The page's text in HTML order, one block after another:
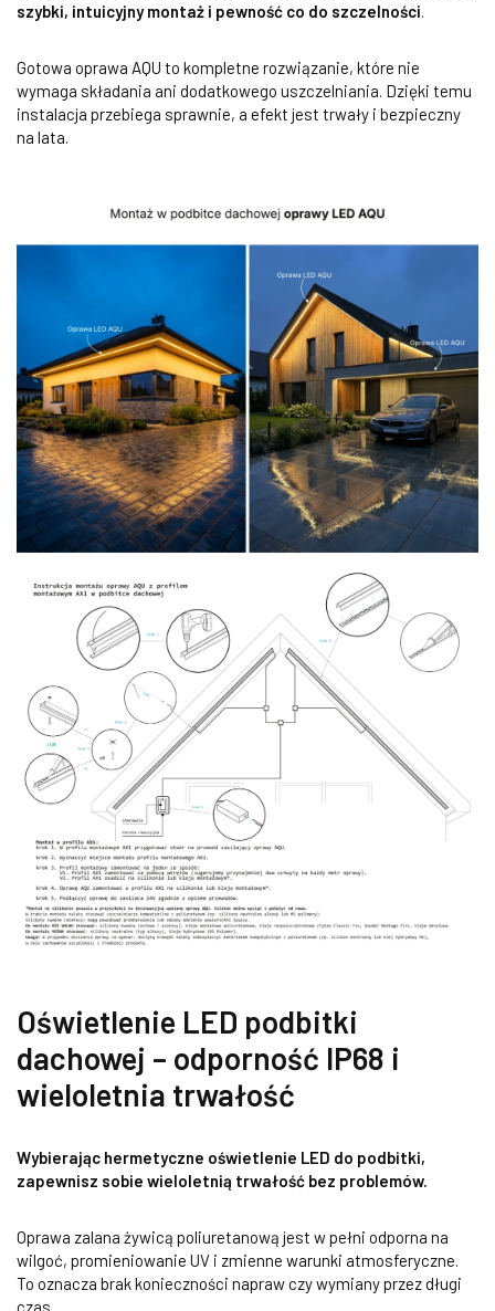
szybki, intuicyjny montaż i pewność co do szczelności.
Gotowa oprawa AQU to kompletne rozwiązanie, które nie
wymaga składania ani dodatkowego uszczelniania. Dzięki temu
instalacja przebiega sprawnie, a efekt jest trwały i bezpieczny
na lata.
Oświetlenie LED podbitki
dachowej – odporność IP68 i
wieloletnia trwałość
Wybierając hermetyczne oświetlenie LED do podbitki,
zapewnisz sobie wieloletnią trwałość bez problemów.
Oprawa zalana żywicą poliuretanową jest w pełni odporna na
wilgoć, promieniowanie UV i zmienne warunki atmosferyczne.
To oznacza brak konieczności napraw czy wymiany przez długi
czas.